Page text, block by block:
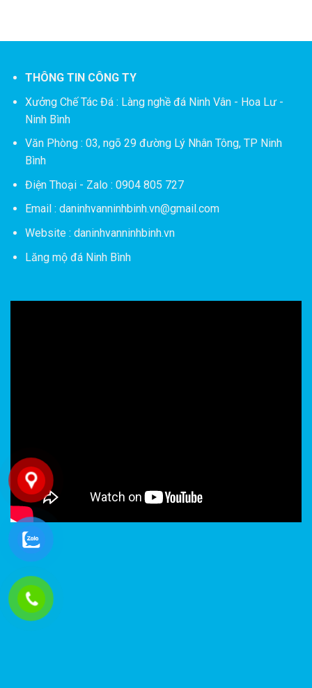
THÔNG TIN CÔNG TY
Xưởng Chế Tác Đá : Làng nghề đá Ninh Vân - Hoa Lư -
Ninh Bình
Văn Phòng : 03, ngõ 29 đường Lý Nhân Tông, TP Ninh
Bình
Điện Thoại - Zalo : 0904 805 727
Email : daninhvanninhbinh.vn@gmail.com
Website : daninhvanninhbinh.vn
Lăng mộ đá Ninh Bình